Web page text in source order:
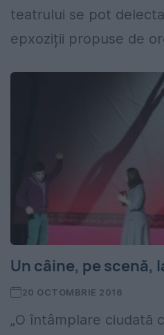
teatrului se pot
epxoziții propuse de
Un câine, pe scenă,
20 OCTOMBRIE 2016
„O întâmplare ciudată